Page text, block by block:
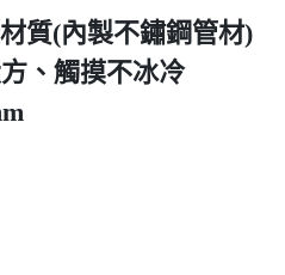
質(內製不鏽鋼管材)
、觸摸不冰冷